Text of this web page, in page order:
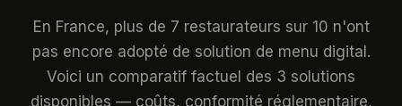
Connexion Commencer
En France, plus de 7 restaurateurs sur 10 n'ont
pas encore adopté de solution de menu digital.
Voici un comparatif factuel des 3 solutions
disponibles — coûts, conformité réglementaire,